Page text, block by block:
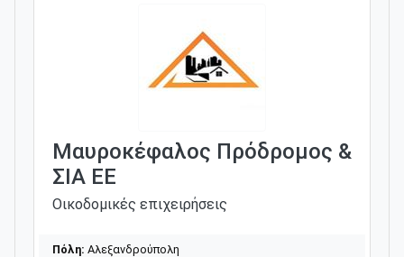
Μαυροκέφαλος Πρόδρομος &
ΣΙΑ ΕΕ
Οικοδομικές επιχειρήσεις
Πόλη: Αλεξανδρούπολη